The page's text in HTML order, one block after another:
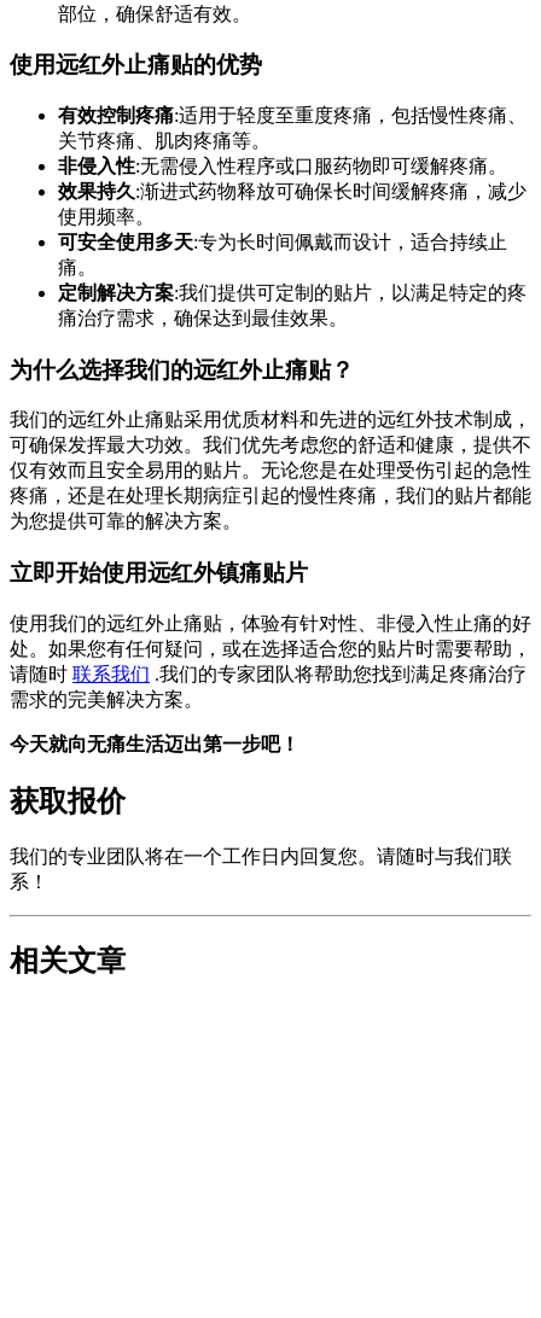
部位，确保舒适有效。
使用远红外止痛贴的优势
有效控制疼痛:适用于轻度至重度疼痛，包括慢性疼痛、
关节疼痛、肌肉疼痛等。
非侵入性:无需侵入性程序或口服药物即可缓解疼痛。
效果持久:渐进式药物释放可确保长时间缓解疼痛，减少
使用频率。
可安全使用多天:专为长时间佩戴而设计，适合持续止
痛。
定制解决方案:我们提供可定制的贴片，以满足特定的疼
痛治疗需求，确保达到最佳效果。
为什么选择我们的远红外止痛贴？
我们的远红外止痛贴采用优质材料和先进的远红外技术制成，
可确保发挥最大功效。我们优先考虑您的舒适和健康，提供不
仅有效而且安全易用的贴片。无论您是在处理受伤引起的急性
疼痛，还是在处理长期病症引起的慢性疼痛，我们的贴片都能
为您提供可靠的解决方案。
立即开始使用远红外镇痛贴片
使用我们的远红外止痛贴，体验有针对性、非侵入性止痛的好
处。如果您有任何疑问，或在选择适合您的贴片时需要帮助，
请随时 联系我们 .我们的专家团队将帮助您找到满足疼痛治疗
需求的完美解决方案。
今天就向无痛生活迈出第一步吧！
获取报价
我们的专业团队将在一个工作日内回复您。请随时与我们联
系！
相关文章